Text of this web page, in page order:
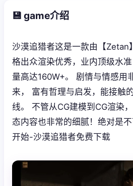
💾 game介绍
沙漠追猎者这是一款由【Zetan
格出众渲染优秀，业内顶级水
量高达160W+。 剧情与情感用
来， 富有哲理与启发，能接触
线。 不管从CG建模到CG渲染
态内容也非常的细腻！绝对是
开始-沙漠追猎者免费下载